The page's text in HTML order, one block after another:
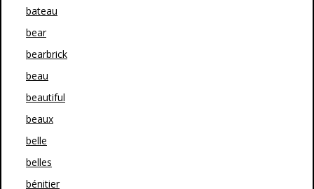
bateau
bear
bearbrick
beau
beautiful
beaux
belle
belles
bénitier